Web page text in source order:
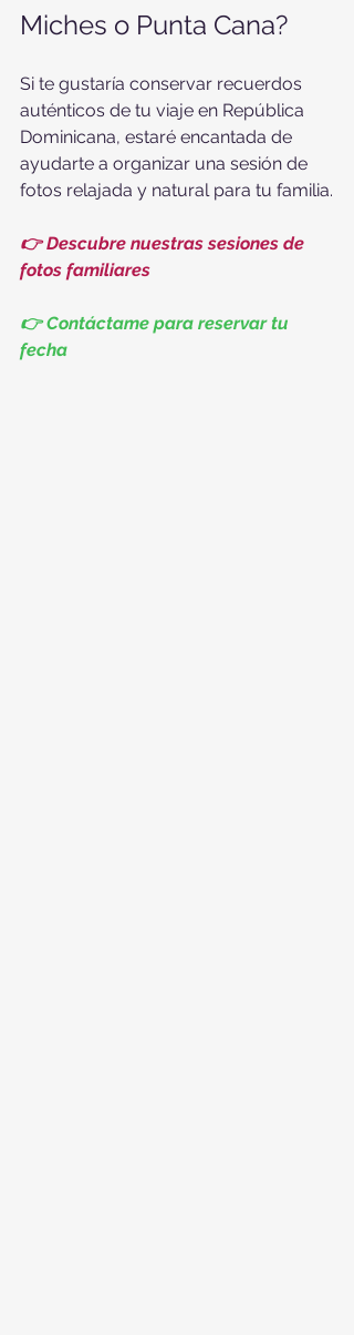
Miches o Punta Cana?
Si te gustaría conservar recuerdos
auténticos de tu viaje en República
Dominicana, estaré encantada de
ayudarte a organizar una sesión de
fotos relajada y natural para tu familia.
👉 Descubre nuestras sesiones de
fotos familiares
👉 Contáctame para reservar tu
fecha